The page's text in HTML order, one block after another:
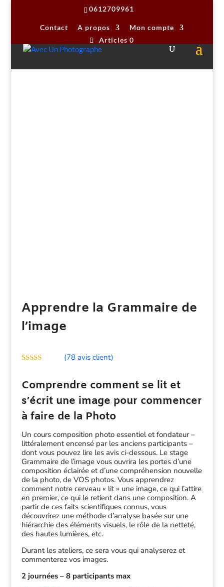
0612709961
Contact A propos
Mon compte
Articles 0
Accueil/stages photo/Cadrage et composition/
Apprendre la Grammaire de l’image
Apprendre la Grammaire de
l’image
surnotations
client
(78avis client)
Comprendre comment se lit et
s’écrit une image pour commencer
à faire de la Photo
Un cours composition photo essentiel et fondateur –
littéralement encensé par les anciens participants –
dont vous pouvez lire les avis ci-dessous. Le stage
Grammaire de l’image vous ouvrira les portes d’une
composition éclairée et d’une compréhension nouvelle
de la photo, de VOS photos. Vous apprendrez
comment notre cerveau « lit » une image, ce qui l’attire
en premier, ce qui le retient dans une composition. A
partir de ces faits scientifiques connus, vous
découvrirez une méthode d’analyse basée sur une
hiérarchie des éléments visuels, le rôle de la netteté,
des hautes lumières, etc.
Durant les ateliers, ce sera vous qui analyserez et
commenterez vos images.
2 journées – 8 participants max